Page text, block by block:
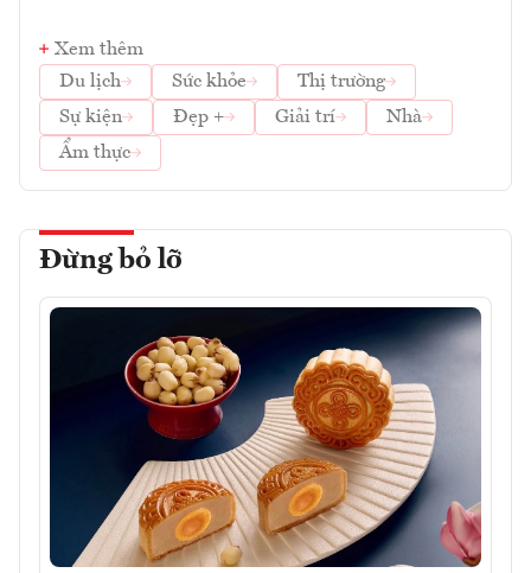
Xem thêm
Du lịch
Sức khỏe
Thị trường
Sự kiện
Đẹp + Giải trí
Nhà
Ẩm thực
Đừng bỏ lỡ